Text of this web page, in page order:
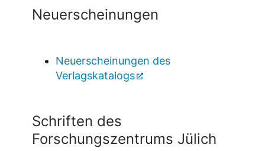
Neuerscheinungen
Neuerscheinungen des
Verlagskatalogs
Schriften des
Forschungszentrums Jülich